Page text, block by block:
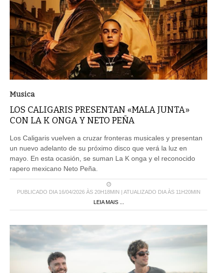
Musica
LOS CALIGARIS PRESENTAN «MALA JUNTA»
CON LA K ONGA Y NETO PEÑA
Los Caligaris vuelven a cruzar fronteras musicales y presentan
un nuevo adelanto de su próximo disco que verá la luz en
mayo. En esta ocasión, se suman La K onga y el reconocido
rapero mexicano Neto Peña.
PUBLICADO DIA 16/04/2026 ÀS 20H18MIN | ATUALIZADO DIA ÀS 11H20MIN
LEIA MAIS ...